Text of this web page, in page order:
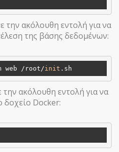
την ακόλουθη εντολή για να
της βάσης δεδομένων:
web /root/init
την ακόλουθη εντολή για να
δοχείο Docker: